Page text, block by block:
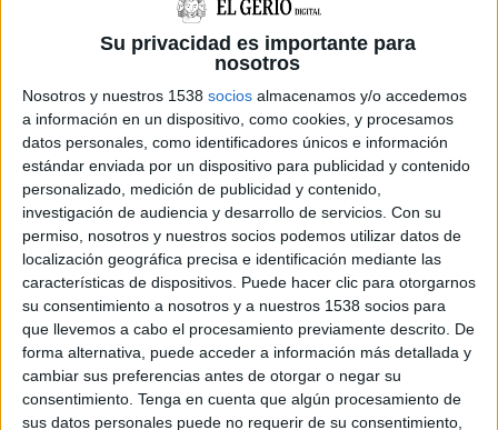
Su privacidad es importante para
nosotros
Nosotros y nuestros 1538 socios almacenamos y/o accedemos
a información en un dispositivo, como cookies, y procesamos
datos personales, como identificadores únicos e información
estándar enviada por un dispositivo para publicidad y contenido
personalizado, medición de publicidad y contenido,
investigación de audiencia y desarrollo de servicios. Con su
permiso, nosotros y nuestros socios podemos utilizar datos de
localización geográfica precisa e identificación mediante las
características de dispositivos. Puede hacer clic para otorgarnos
su consentimiento a nosotros y a nuestros 1538 socios para
que llevemos a cabo el procesamiento previamente descrito. De
forma alternativa, puede acceder a información más detallada y
cambiar sus preferencias antes de otorgar o negar su
consentimiento. Tenga en cuenta que algún procesamiento de
sus datos personales puede no requerir de su consentimiento,
En el marc del debat monogràfic sobre
Rodalies, els grups han donat suport a una
proposta deJuntsque reclama, a part de la
reprovació, el cessament de Paneque. El partit
denuncia “lamala gestió” de la consellera en
l’escalada d’incidències de la xarxa, motiu pel
qual consideren que hauria de ser destituïda.
Alhora, la cambra ha votat a favor d’una
proposta delPPCque demana la reprovació de
Puente“per la seva constant ineficàcia en la